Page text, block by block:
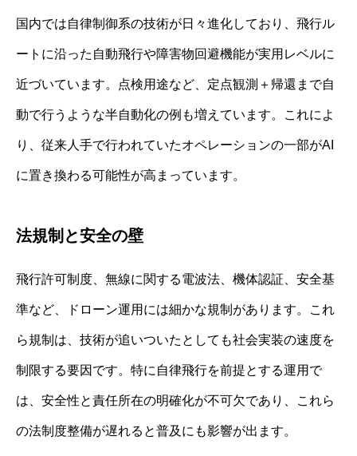
国内では自律制御系の技術が日々進化しており、飛行ル
ートに沿った自動飛行や障害物回避機能が実用レベルに
近づいています。点検用途など、定点観測＋帰還まで自
動で行うような半自動化の例も増えています。これによ
り、従来人手で行われていたオペレーションの一部がAI
に置き換わる可能性が高まっています。
法規制と安全の壁
飛行許可制度、無線に関する電波法、機体認証、安全基
準など、ドローン運用には細かな規制があります。これ
ら規制は、技術が追いついたとしても社会実装の速度を
制限する要因です。特に自律飛行を前提とする運用で
は、安全性と責任所在の明確化が不可欠であり、これら
の法制度整備が遅れると普及にも影響が出ます。